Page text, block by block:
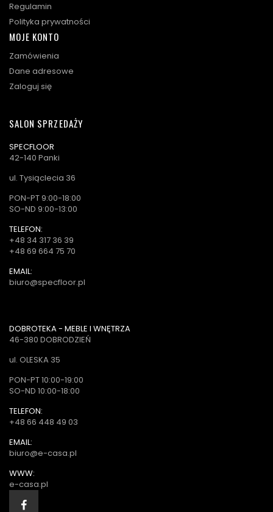
Regulamin
Polityka prywatności
MOJE KONTO
Zamówienia
Dane adresowe
Zaloguj się
SALON SPRZEDAŻY
SPECFLOOR
42-140 Panki
ul. Tysiąclecia 36
PON-PT 9:00-18:00
SO-ND 9:00-13:00
TELEFON:
+48 34 317 36 39
+48 69 664 75 70
EMAIL:
biuro@specfloor.pl
DOBROTEKA - MEBLE I WNĘTRZA
46-380 DOBRODZIEŃ
ul. OLESKA 35
PON-PT 10:00-19:00
SO-ND 10:00-18:00
TELEFON:
+48 66 448 49 03
EMAIL:
biuro@e-casa.pl
WWW:
e-casa.pl